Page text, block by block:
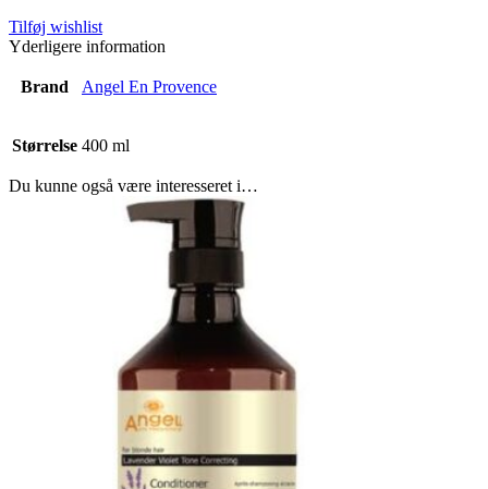
Tilføj wishlist
Yderligere information
Brand Angel En Provence
Størrelse 400 ml
Du kunne også være interesseret i…